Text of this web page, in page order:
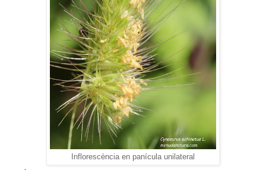
Inflorescència en panícula unilateral